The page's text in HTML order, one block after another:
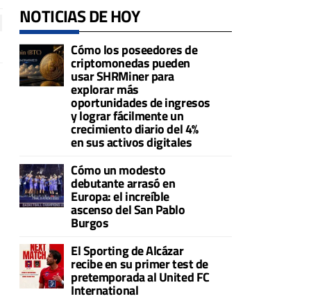
NOTICIAS DE HOY
Cómo los poseedores de
criptomonedas pueden
usar SHRMiner para
explorar más
oportunidades de ingresos
y lograr fácilmente un
crecimiento diario del 4%
en sus activos digitales
Cómo un modesto
debutante arrasó en
Europa: el increíble
ascenso del San Pablo
Burgos
El Sporting de Alcázar
recibe en su primer test de
pretemporada al United FC
International